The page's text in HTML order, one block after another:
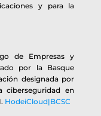
y para la
de Empresas y
por la Basque
designada por
ciberseguridad en
HodeiCloud|BCSC